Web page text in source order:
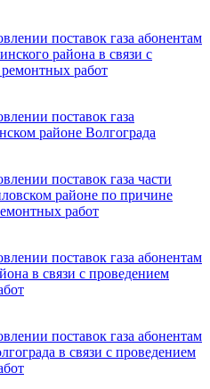
поставок газа абонентам
района в связи с
работ
поставок газа
районе Волгограда
поставок газа части
районе по причине
работ
поставок газа абонентам
в связи с проведением
поставок газа абонентам
в связи с проведением